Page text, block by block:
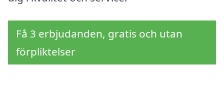
Få 3 erbjudanden, gratis och utan
förpliktelser